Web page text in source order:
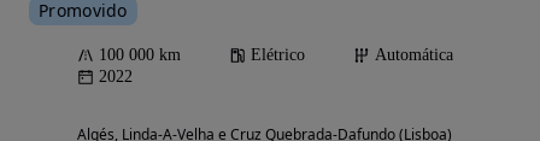
Promovido
100 000 km Elétrico
Automática
2022
Algés, Linda-A-Velha e Cruz Quebrada-Dafundo (Lisboa)